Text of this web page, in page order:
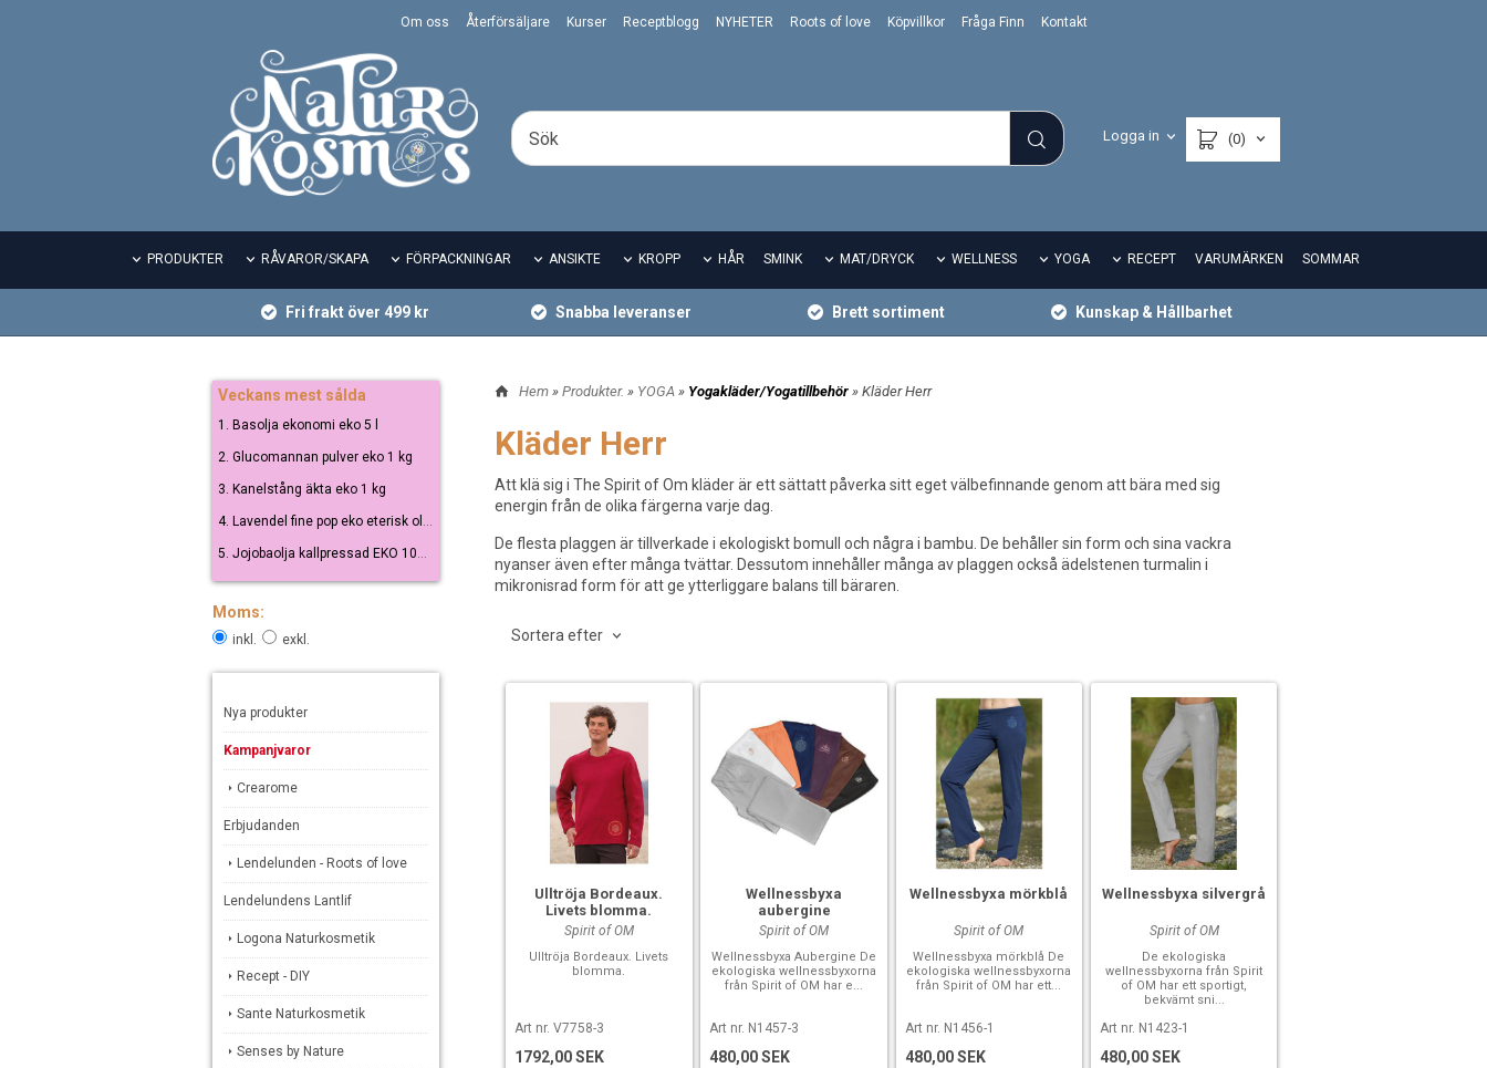
Om oss Återförsäljare Kurser Receptblogg NYHETER Roots of love Köpvillkor Fråga Finn Kontakt
Logga in (0)
PRODUKTER RÅVAROR/SKAPA FÖRPACKNINGAR ANSIKTE KROPP HÅR SMINK MAT/DRYCK WELLNESS YOGA RECEPT VARUMÄRKEN SOMMAR
Fri frakt över 499 kr Snabba leveranser Brett sortiment Kunskap & Hållbarhet
Veckans mest sålda
1. Basolja ekonomi eko 5 l
2. Glucomannan pulver eko 1 kg
3. Kanelstång äkta eko 1 kg
4. Lavendel fine pop eko eterisk olja 10 ml
5. Jojobaolja kallpressad EKO 100 ml
Moms:
inkl. exkl.
Nya produkter
Kampanjvaror
Crearome
Erbjudanden
Lendelunden - Roots of love
Lendelundens Lantlif
Logona Naturkosmetik
Recept - DIY
Sante Naturkosmetik
Senses by Nature
Hem » Produkter. » YOGA » Yogakläder/Yogatillbehör » Kläder Herr
Kläder Herr
Att klä sig i The Spirit of Om kläder är ett sättatt påverka sitt eget välbefinnande genom att bära med sig
energin från de olika färgerna varje dag.
De flesta plaggen är tillverkade i ekologiskt bomull och några i bambu. De behåller sin form och sina vackra
nyanser även efter många tvättar. Dessutom innehåller många av plaggen också ädelstenen turmalin i
mikronisrad form för att ge ytterliggare balans till bäraren.
Sortera efter
Ulltröja Bordeaux.
Livets blomma.
Spirit of OM
Ulltröja Bordeaux. Livets
blomma.
Art nr. V7758-3
1792,00 SEK
Wellnessbyxa
aubergine
Spirit of OM
Wellnessbyxa Aubergine De
ekologiska wellnessbyxorna
från Spirit of OM har e...
Art nr. N1457-3
480,00 SEK
Wellnessbyxa mörkblå
Spirit of OM
Wellnessbyxa mörkblå De
ekologiska wellnessbyxorna
från Spirit of OM har ett...
Art nr. N1456-1
480,00 SEK
Wellnessbyxa silvergrå
Spirit of OM
De ekologiska
wellnessbyxorna från Spirit
of OM har ett sportigt,
bekvämt sni...
Art nr. N1423-1
480,00 SEK